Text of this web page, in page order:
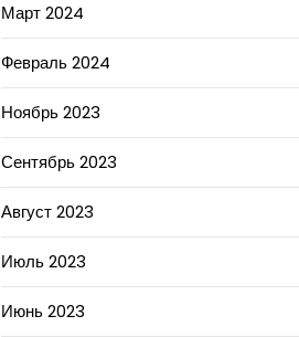
Март 2024
Февраль 2024
Ноябрь 2023
Сентябрь 2023
Август 2023
Июль 2023
Июнь 2023